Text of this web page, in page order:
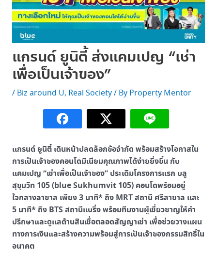
แกรนด์ ยูนิตี้ ส่งแคมเปญ “เช่า
เพื่อเป็นเจ้าของ”
/ Biz around U, Real Society/ By Property Mentor
แกรนด์ ยูนิตี้ เดินหน้าปลดล็อกข้อจำกัด พร้อมสร้างโอกาสใน
การเป็นเจ้าของคอนโดมิเนียมคุณภาพได้ง่ายยิ่งขึ้น กับ
แคมเปญ “เช่าเพื่อเป็นเจ้าของ” ประเดิมโครงการแรก บลู
สุขุมวิท 105 (blue Sukhumvit 105) คอนโดพร้อมอยู่
ใจกลางลาซาล เพียง 3 นาที* ถึง MRT สถานี ศรีลาซาล และ
5 นาที* ถึง BTS สถานีแบริ่ง พร้อมทีมงานผู้เชี่ยวชาญให้คำ
ปรึกษาและดูแลด้านสินเชื่อตลอดสัญญาเช่า เพื่อช่วยวางแผน
ทางการเงินและสร้างความพร้อมสู่การเป็นเจ้าของกรรมสิทธิ์ใน
อนาคต